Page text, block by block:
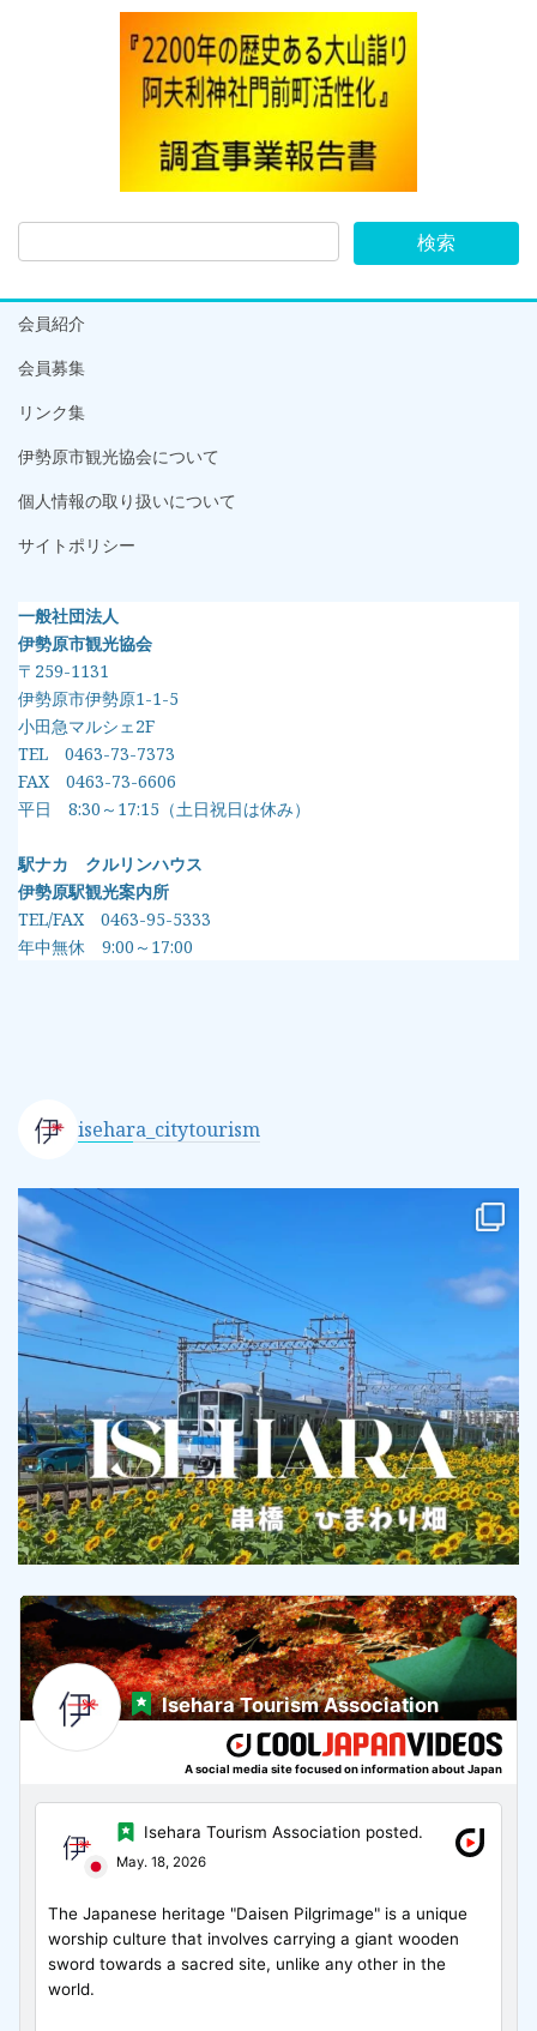
会員紹介
会員募集
リンク集
伊勢原市観光協会について
個人情報の取り扱いについて
サイトポリシー
一般社団法人
伊勢原市観光協会
〒259-1131
伊勢原市伊勢原1-1-5
小田急マルシェ2F
TEL 0463-73-7373
FAX 0463-73-6606
平日 8:30～17:15（土日祝日は休み）
駅ナカ クルリンハウス
伊勢原駅観光案内所
TEL/FAX 0463-95-5333
年中無休 9:00～17:00
isehara_citytourism